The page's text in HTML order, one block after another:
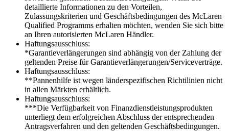
detaillierte Informationen zu den Vorteilen,
Zulassungskriterien und Geschäftsbedingungen des McLaren
Qualified Programms erhalten möchten, wenden Sie sich bitte
an Ihren autorisierten McLaren Händler.
Haftungsausschluss:
*Garantieverlängerungen sind abhängig von der Zahlung der
geltenden Preise für Garantieverlängerungen/Serviceverträge.
Haftungsausschluss:
**Pannenhilfe ist wegen länderspezifischen Richtilinien nicht
in allen Märkten erhältlich.
Haftungsausschluss:
***Die Verfügbarkeit von Finanzdienstleistungsprodukten
unterliegt dem erfolgreichen Abschluss der entsprechenden
Antragsverfahren und den geltenden Geschäftsbedingungen.